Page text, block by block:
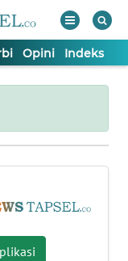
Opini Indeks